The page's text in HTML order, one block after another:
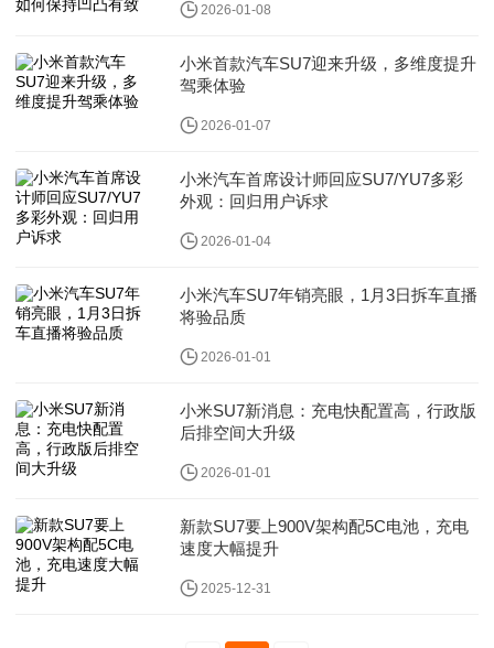
2026-01-08
小米首款汽车SU7迎来升级，多维度提升
驾乘体验
2026-01-07
小米汽车首席设计师回应SU7/YU7多彩
外观：回归用户诉求
2026-01-04
小米汽车SU7年销亮眼，1月3日拆车直播
将验品质
2026-01-01
小米SU7新消息：充电快配置高，行政版
后排空间大升级
2026-01-01
新款SU7要上900V架构配5C电池，充电
速度大幅提升
2025-12-31